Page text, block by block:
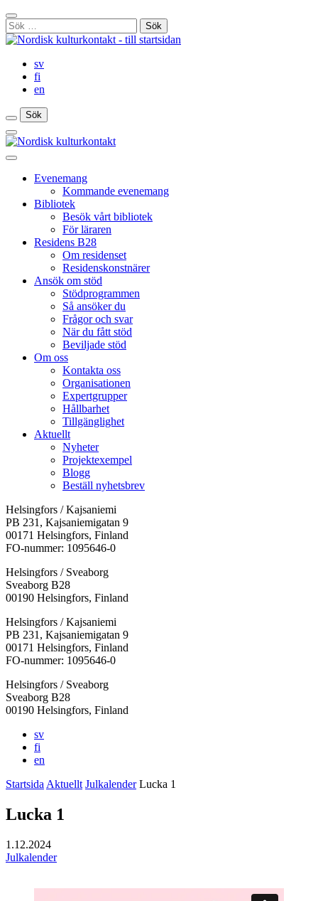
Gå
till
innehåll
Stäng
sökfält
Sök
efter:
sv
fi
en
Sök
Sök
Sök
Huvudmeny
Stäng
huvudmenyn
Evenemang
Kommande evenemang
Bibliotek
Besök vårt bibliotek
För läraren
Residens B28
Om residenset
Residenskonstnärer
Ansök om stöd
Stödprogrammen
Så ansöker du
Frågor och svar
När du fått stöd
Beviljade stöd
Om oss
Kontakta oss
Organisationen
Expertgrupper
Hållbarhet
Tillgänglighet
Aktuellt
Nyheter
Projektexempel
Blogg
Beställ nyhetsbrev
Helsingfors / Kajsaniemi
PB 231, Kajsaniemigatan 9
00171 Helsingfors, Finland
FO-nummer: 1095646-0
Helsingfors / Sveaborg
Sveaborg B28
00190 Helsingfors, Finland
Facebook:
Öppnas
i
en
flik
Instagram:
Öppnas
i
en
flik
TikTok:
Öppnas
i
en
flik
Youtube:
Öppnas
i
en
flik
Vimeo:
Öppnas
i
en
flik
Helsingfors / Kajsaniemi
PB 231, Kajsaniemigatan 9
00171 Helsingfors, Finland
FO-nummer: 1095646-0
Helsingfors / Sveaborg
Sveaborg B28
00190 Helsingfors, Finland
sv
fi
en
Startsida Aktuellt Julkalender Lucka 1
Lucka 1
1.12.2024
Julkalender